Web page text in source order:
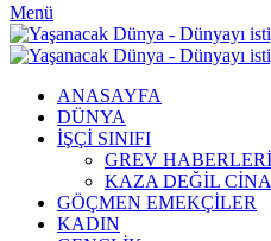
Menü
ANASAYFA
DÜNYA
İŞÇİ SINIFI
GREV HABERLERİ
KAZA DEĞİL
GÖÇMEN EMEKÇİLER
KADIN